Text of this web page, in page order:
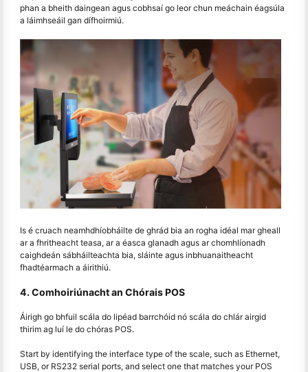
phan a bheith daingean agus cobhsaí go leor chun meáchain éagsúla
a láimhseáil gan dífhoirmiú.
Is é cruach neamhdhíobháilte de ghrád bia an rogha idéal mar gheall
ar a fhritheacht teasa, ar a éasca glanadh agus ar chomhlíonadh
caighdeán sábháilteachta bia, sláinte agus inbhuanaitheacht
fhadtéarmach a áirithiú.
4. Comhoiriúnacht an Chórais POS
Áirigh go bhfuil scála do lipéad barrchóid nó scála do chlár airgid
thirim ag luí le do chóras POS.
Start by identifying the interface type of the scale, such as Ethernet,
USB, or RS232 serial ports, and select one that matches your POS